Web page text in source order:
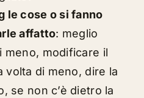
le cose o si fanno
affatto: meglio
meno, modificare il
volta di meno, dire la
se non c’è dietro la